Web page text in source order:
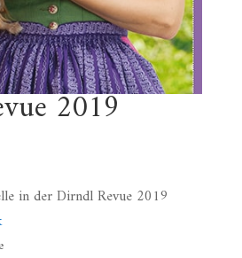
2019
in der Dirndl Revue 2019